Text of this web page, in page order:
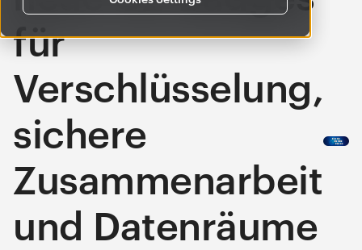
für
Verschlüsselung,
sichere
Zusammenarbeit
und Datenräume